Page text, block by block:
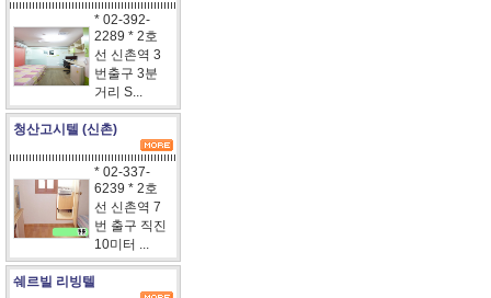
* 02-392-
2289 * 2호
선 신촌역 3
번출구 3분
거리 S...
청산고시텔 (신촌)
* 02-337-
6239 * 2호
선 신촌역 7
번 출구 직진
10미터 ...
쉐르빌 리빙텔